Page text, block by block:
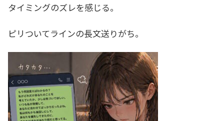
タイミングのズレを感じる。
ピリついてラインの長文送りがち。